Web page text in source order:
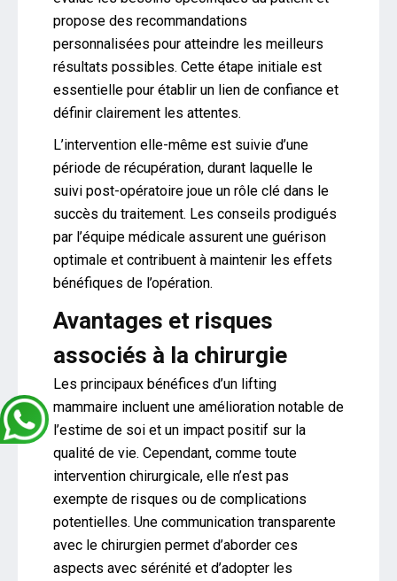
propose des recommandations
personnalisées pour atteindre les meilleurs
résultats possibles. Cette étape initiale est
essentielle pour établir un lien de confiance et
définir clairement les attentes.
L’intervention elle-même est suivie d’une
période de récupération, durant laquelle le
suivi post-opératoire joue un rôle clé dans le
succès du traitement. Les conseils prodigués
par l’équipe médicale assurent une guérison
optimale et contribuent à maintenir les effets
bénéfiques de l’opération.
Avantages et risques
associés à la chirurgie
Les principaux bénéfices d’un lifting
mammaire incluent une amélioration notable de
l’estime de soi et un impact positif sur la
qualité de vie. Cependant, comme toute
intervention chirurgicale, elle n’est pas
exempte de risques ou de complications
potentielles. Une communication transparente
avec le chirurgien permet d’aborder ces
aspects avec sérénité et d’adopter les